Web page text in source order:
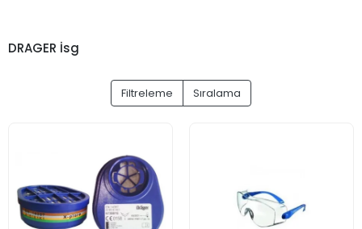
DRAGER İsg
Filtreleme Sıralama